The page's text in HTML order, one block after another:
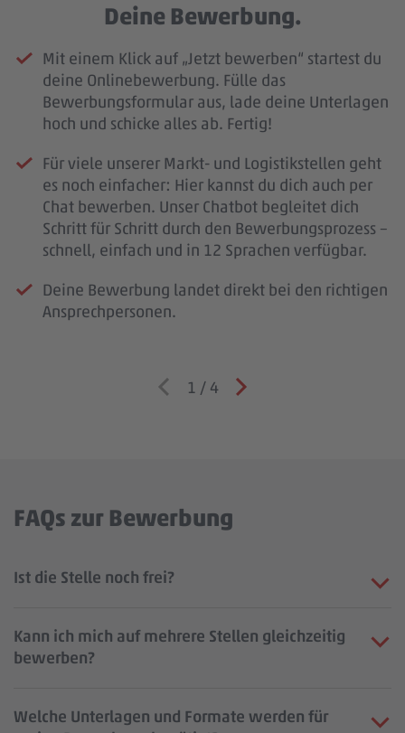
Deine Bewerbung.
Mit einem Klick auf „Jetzt bewerben“ startest du
deine Onlinebewerbung. Fülle das
Bewerbungsformular aus, lade deine Unterlagen
hoch und schicke alles ab. Fertig!
Für viele unserer Markt- und Logistikstellen geht
es noch einfacher: Hier kannst du dich auch per
Chat bewerben. Unser Chatbot begleitet dich
Schritt für Schritt durch den Bewerbungsprozess –
schnell, einfach und in 12 Sprachen verfügbar.
Deine Bewerbung landet direkt bei den richtigen
Ansprechpersonen.
1 / 4
FAQs zur Bewerbung
Ist die Stelle noch frei?
Kann ich mich auf mehrere Stellen gleichzeitig
bewerben?
Welche Unterlagen und Formate werden für